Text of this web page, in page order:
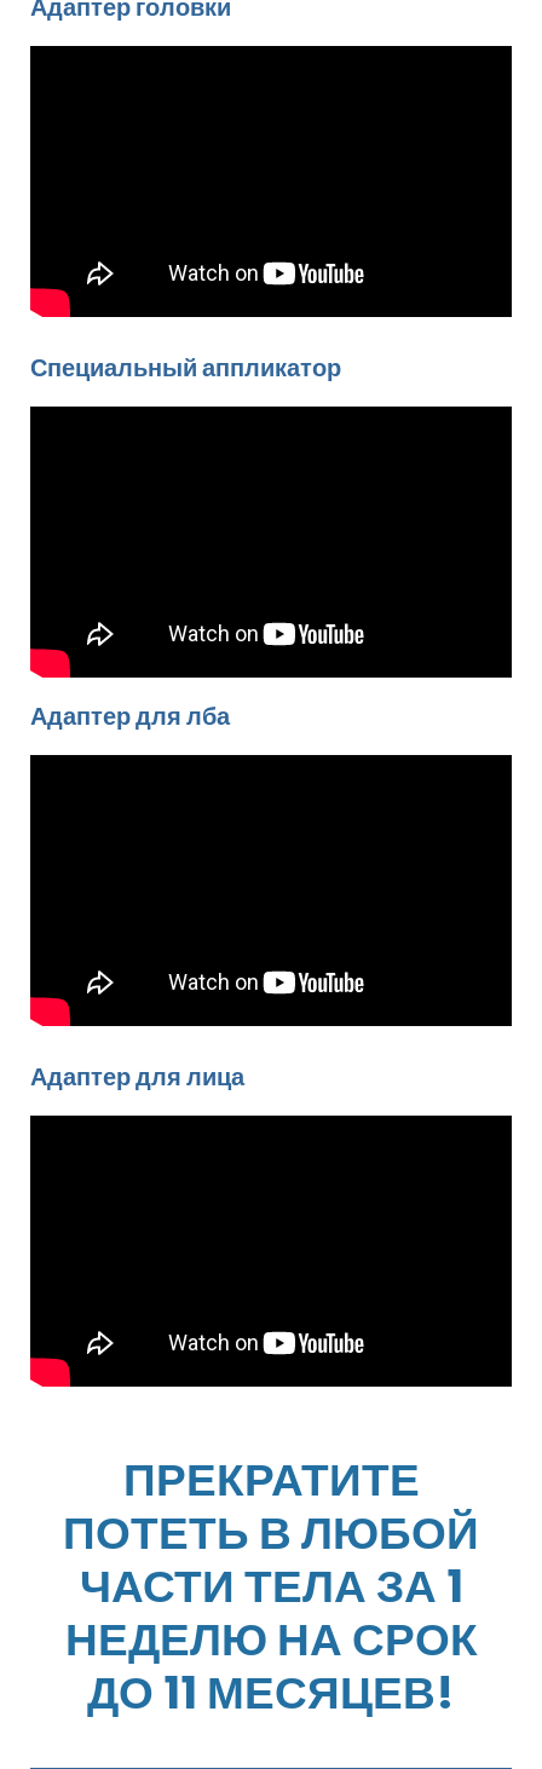
Адаптер головки
Специальный аппликатор
Адаптер для лба
Адаптер для лица
ПРЕКРАТИТЕ
ПОТЕТЬ В ЛЮБОЙ
ЧАСТИ ТЕЛА ЗА 1
НЕДЕЛЮ НА СРОК
ДО 11 МЕСЯЦЕВ!